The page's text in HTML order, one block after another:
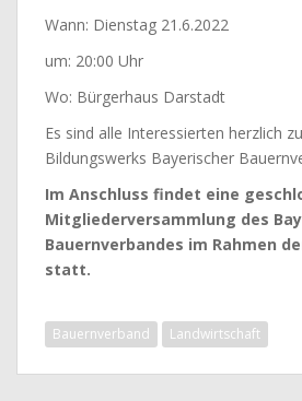
Wann: Dienstag 21.6.2022
um: 20:00 Uhr
Wo: Bürgerhaus Darstadt
Es sind alle Interessierten herzlich
Bildungswerks Bayerischer
Im Anschluss findet eine
Mitgliederversammlung des
Bauernverbandes im Rahmen
statt.
Bauernverband Landwirtschaft